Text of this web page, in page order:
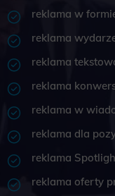
reklama w
reklama
reklama
reklama
reklama w
reklama dla
reklama
reklama oferty